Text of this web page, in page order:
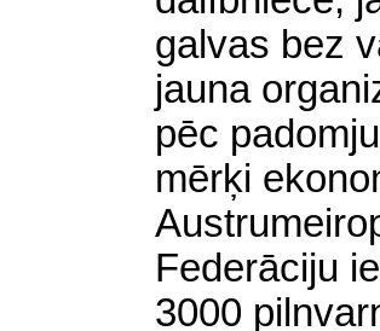
galvas bez
jauna
pēc
mērķi
Federāciju
3000